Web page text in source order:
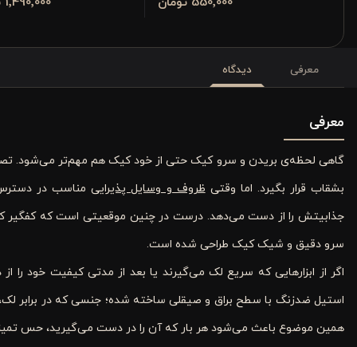
معرفی دیدگاه
معرفی
گاهی لحظه‌ی بریدن و سرو کیک حتی از خود کیک هم مهم‌تر می‌شود.
بشقاب قرار بگیرد. اما وقتی ظروف و وسایل پذیراییمناسب در دسترس
سرو دقیق و شیک کیک طراحی شده است.
اگر از ابزارهایی که سریع لک می‌گیرند یا بعد از مدتی کیفیت خود
استیل ضدزنگ با سطح براق و صیقلی ساخته شده؛ جنسی که در برابر
همین موضوع باعث می‌شود هر بار که آن را در دست می‌گیرید، حس